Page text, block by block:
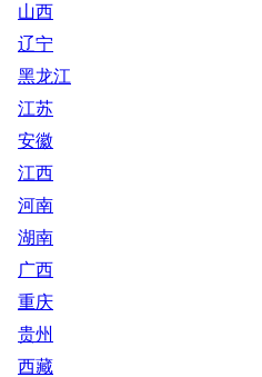
山西
辽宁
黑龙江
江苏
安徽
江西
河南
湖南
广西
重庆
贵州
西藏